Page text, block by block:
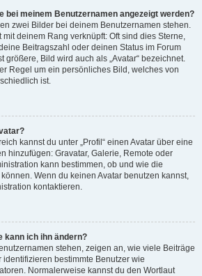
bei meinem Benutzernamen angezeigt werden?
zwei Bilder bei deinem Benutzernamen stehen.
mit deinem Rang verknüpft: Oft sind dies Sterne,
Beitragszahl oder deinen Status im Forum
größere, Bild wird auch als „Avatar“ bezeichnet.
Regel um ein persönliches Bild, welches von
ist.
kannst du unter „Profil“ einen Avatar über eine
hinzufügen: Gravatar, Galerie, Remote oder
kann bestimmen, ob und wie die
Wenn du keinen Avatar benutzen kannst,
kontaktieren.
kann ich ihn ändern?
stehen, zeigen an, wie viele Beiträge
bestimmte Benutzer wie
Normalerweise kannst du den Wortlaut